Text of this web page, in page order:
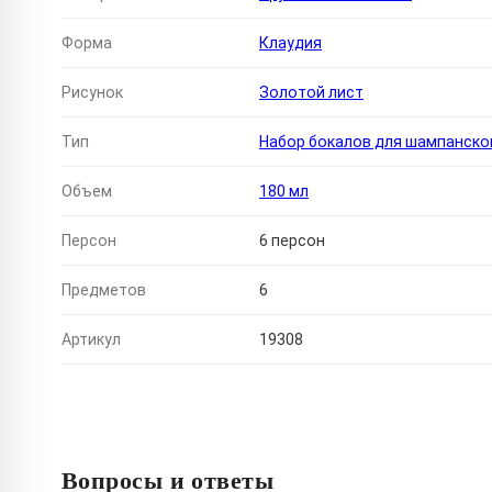
Форма Клаудия
Рисунок Золотой лист
Тип Набор бокалов для
Объем 180 мл
Персон 6 персон
Предметов 6
Артикул 19308
Вопросы и ответы